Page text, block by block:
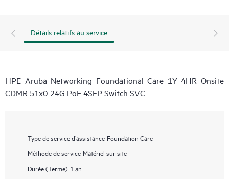
Détails relatifs au service
HPE Aruba Networking Foundational Care 1Y 4HR Onsite
CDMR 51x0 24G PoE 4SFP Switch SVC
Type de service d’assistance Foundation Care
Méthode de service Matériel sur site
Durée (Terme) 1 an